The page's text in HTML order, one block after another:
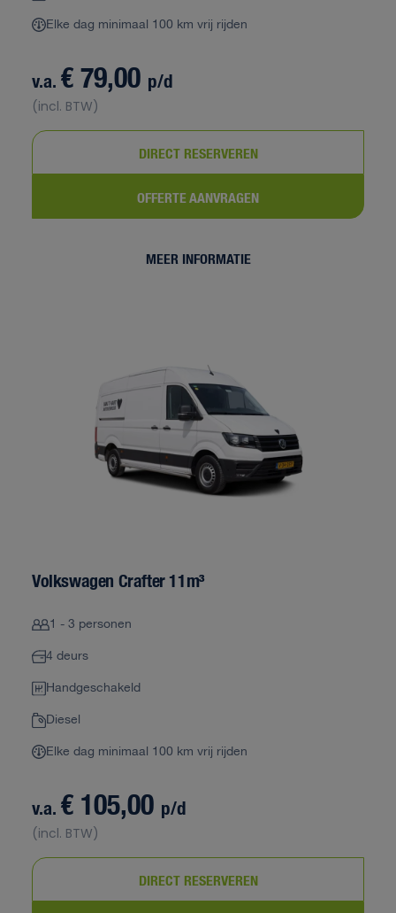
Elke dag minimaal 100 km vrij rijden
v.a.€ 79,00 p/d
(incl. BTW)
DIRECT RESERVEREN
OFFERTE AANVRAGEN
MEER INFORMATIE
Volkswagen Crafter 11m³
1 - 3 personen
4 deurs
Handgeschakeld
Diesel
Elke dag minimaal 100 km vrij rijden
v.a.€ 105,00 p/d
(incl. BTW)
DIRECT RESERVEREN